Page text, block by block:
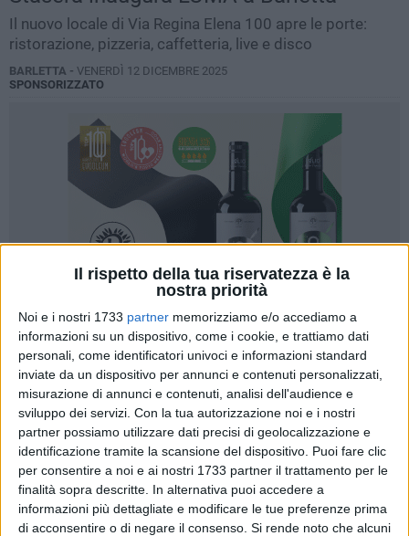
Il rispetto della tua riservatezza è la
nostra priorità
Noi e i nostri 1733 partner memorizziamo e/o accediamo a
informazioni su un dispositivo, come i cookie, e trattiamo dati
personali, come identificatori univoci e informazioni standard
inviate da un dispositivo per annunci e contenuti personalizzati,
misurazione di annunci e contenuti, analisi dell'audience e
sviluppo dei servizi. Con la tua autorizzazione noi e i nostri
partner possiamo utilizzare dati precisi di geolocalizzazione e
identificazione tramite la scansione del dispositivo. Puoi fare clic
per consentire a noi e ai nostri 1733 partner il trattamento per le
finalità sopra descritte. In alternativa puoi accedere a
informazioni più dettagliate e modificare le tue preferenze prima
di acconsentire o di negare il consenso. Si rende noto che alcuni
Il nuovo locale di Via Regina Elena 100 apre le porte:
ristorazione, pizzeria, caffetteria, live e disco
BARLETTA - VENERDÌ 12 DICEMBRE 2025
SPONSORIZZATO
136
Stasera apre ufficialmente a Barletta LUMA, spazio
polifunzionale situato in Via Regina Elena 100 che vuole
unire più offerte sotto un unico tetto: caffetteria e
ristorazione, pizzeria, serate con live band e un'ambiente per
la discoteca. L'inaugurazione segna il debutto di un progetto
che intende rivolgersi a pubblici differenti sperimentando